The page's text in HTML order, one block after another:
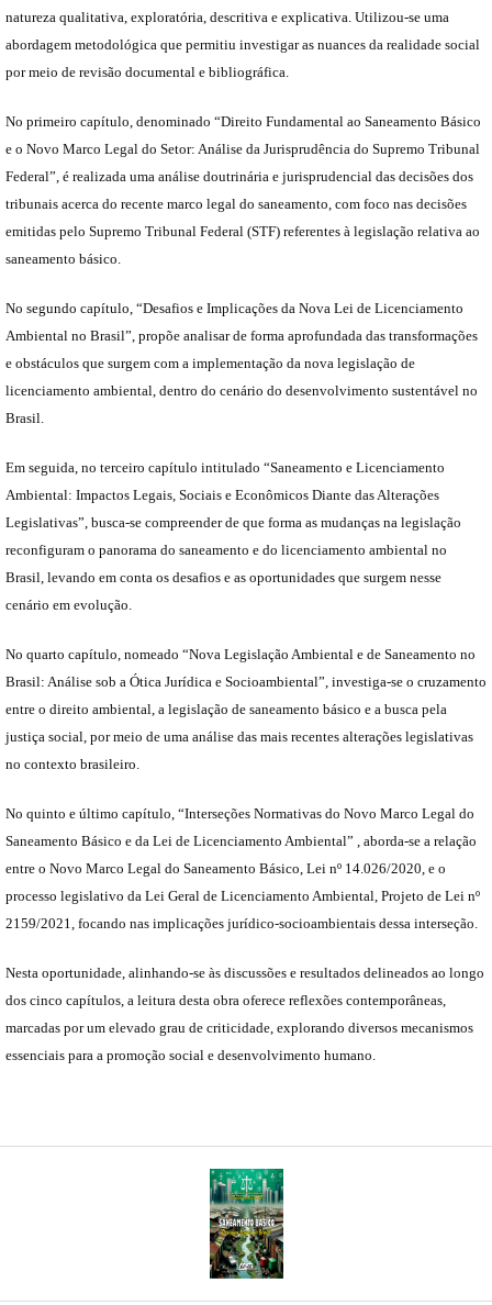
natureza qualitativa, exploratória, descritiva e explicativa. Utilizou-se uma
abordagem metodológica que permitiu investigar as nuances da realidade social
por meio de revisão documental e bibliográfica.
No primeiro capítulo, denominado “Direito Fundamental ao Saneamento Básico
e o Novo Marco Legal do Setor: Análise da Jurisprudência do Supremo Tribunal
Federal”, é realizada uma análise doutrinária e jurisprudencial das decisões dos
tribunais acerca do recente marco legal do saneamento, com foco nas decisões
emitidas pelo Supremo Tribunal Federal (STF) referentes à legislação relativa ao
saneamento básico.
No segundo capítulo, “Desafios e Implicações da Nova Lei de Licenciamento
Ambiental no Brasil”, propõe analisar de forma aprofundada das transformações
e obstáculos que surgem com a implementação da nova legislação de
licenciamento ambiental, dentro do cenário do desenvolvimento sustentável no
Brasil.
Em seguida, no terceiro capítulo intitulado “Saneamento e Licenciamento
Ambiental: Impactos Legais, Sociais e Econômicos Diante das Alterações
Legislativas”, busca-se compreender de que forma as mudanças na legislação
reconfiguram o panorama do saneamento e do licenciamento ambiental no
Brasil, levando em conta os desafios e as oportunidades que surgem nesse
cenário em evolução.
No quarto capítulo, nomeado “Nova Legislação Ambiental e de Saneamento no
Brasil: Análise sob a Ótica Jurídica e Socioambiental”, investiga-se o cruzamento
entre o direito ambiental, a legislação de saneamento básico e a busca pela
justiça social, por meio de uma análise das mais recentes alterações legislativas
no contexto brasileiro.
No quinto e último capítulo, “Interseções Normativas do Novo Marco Legal do
Saneamento Básico e da Lei de Licenciamento Ambiental” , aborda-se a relação
entre o Novo Marco Legal do Saneamento Básico, Lei nº 14.026/2020, e o
processo legislativo da Lei Geral de Licenciamento Ambiental, Projeto de Lei nº
2159/2021, focando nas implicações jurídico-socioambientais dessa interseção.
Nesta oportunidade, alinhando-se às discussões e resultados delineados ao longo
dos cinco capítulos, a leitura desta obra oferece reflexões contemporâneas,
marcadas por um elevado grau de criticidade, explorando diversos mecanismos
essenciais para a promoção social e desenvolvimento humano.